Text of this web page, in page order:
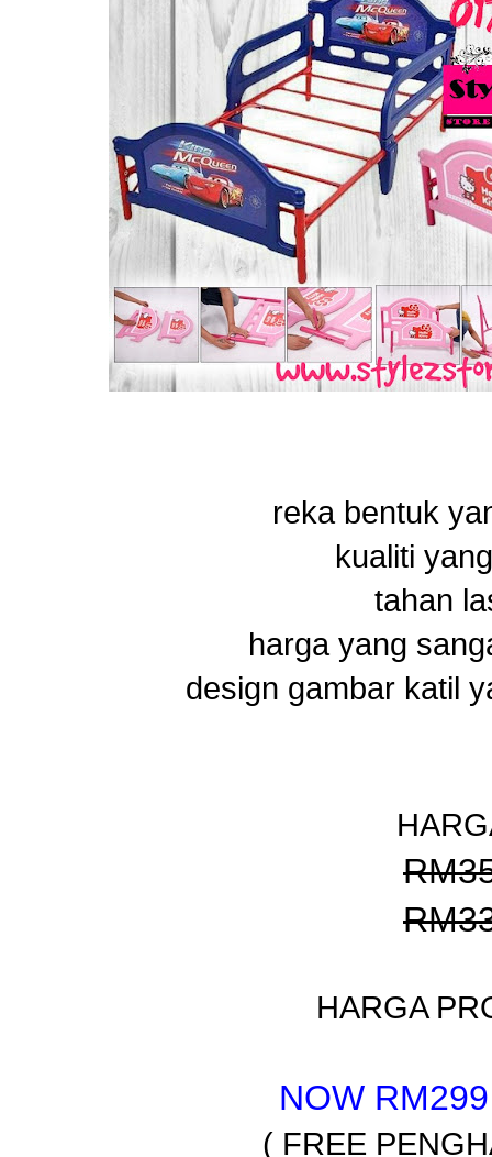
reka bentuk
kualiti
tahan
harga yang
design gambar katil
HARGA
NOW
( FREE